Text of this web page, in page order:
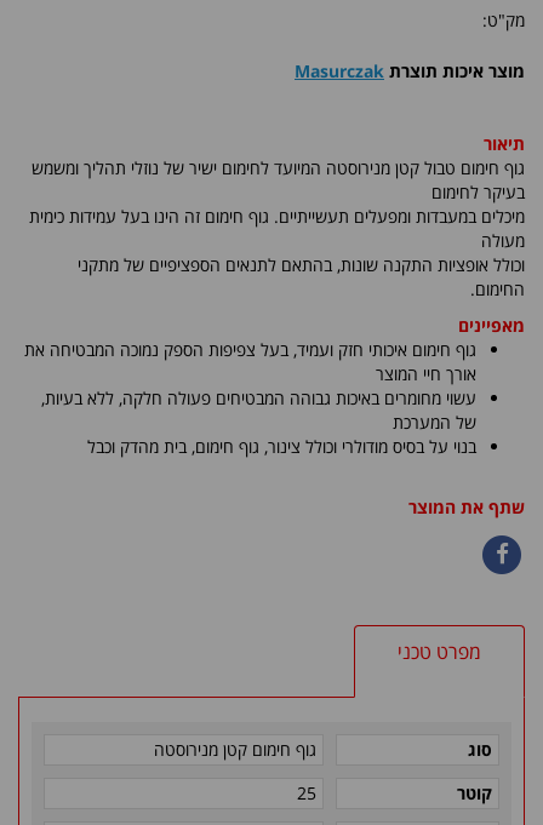
מק"ט:
מוצר איכות תוצרת Masurczak
תיאור
גוף חימום טבול קטן מנירוסטה המיועד לחימום ישיר של נוזלי תהליך ומשמש
בעיקר לחימום
מיכלים במעבדות ומפעלים תעשייתיים. גוף חימום זה הינו בעל עמידות כימית
מעולה
וכולל אופציות התקנה שונות, בהתאם לתנאים הספציפיים של מתקני
החימום.
מאפיינים
גוף חימום איכותי חזק ועמיד, בעל צפיפות הספק נמוכה המבטיחה את
אורך חיי המוצר
עשוי מחומרים באיכות גבוהה המבטיחים פעולה חלקה, ללא בעיות,
של המערכת
בנוי על בסיס מודולרי וכולל צינור, גוף חימום, בית מהדק וכבל
שתף את המוצר
מפרט טכני
סוג
גוף חימום קטן מנירוסטה
קוטר
25